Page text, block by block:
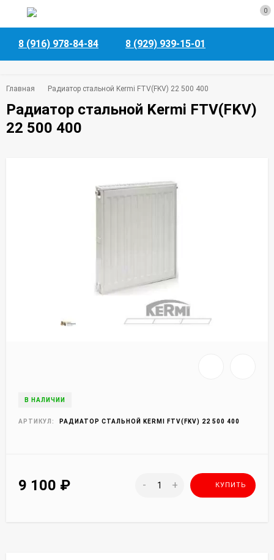
0
8 (916) 978-84-84 8 (929) 939-15-01
Главная Радиатор стальной Kermi FTV(FKV) 22 500 400
Радиатор стальной Kermi FTV(FKV)
22 500 400
В НАЛИЧИИ
АРТИКУЛ: РАДИАТОР СТАЛЬНОЙ KERMI FTV(FKV) 22 500 400
9 100 ₽ - + КУПИТЬ